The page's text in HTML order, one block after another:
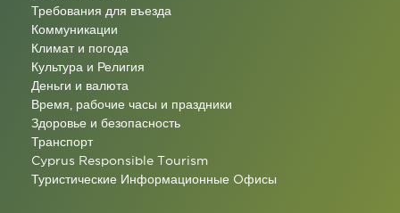
Требования для въезда
Коммуникации
Климат и погода
Культура и Религия
Деньги и валюта
Время, рабочие часы и праздники
Здоровье и безопасность
Транспорт
Cyprus Responsible Tourism
Туристические Информационные Oфисы